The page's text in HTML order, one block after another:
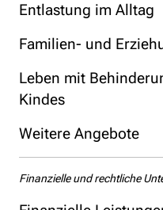
Entlastung im Alltag
Familien- und
Leben mit
Kindes
Weitere Angebote
Finanzielle und rechtliche